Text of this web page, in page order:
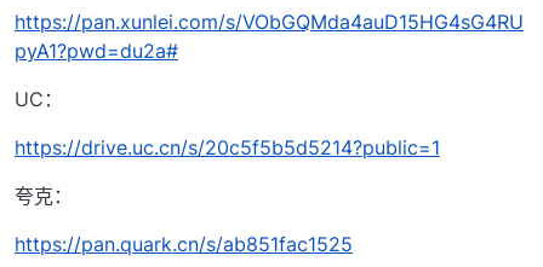
https://pan.xunlei.com/s/VObGQMda4auD15HG4sG4RU
pyA1?pwd=du2a#
UC：
https://drive.uc.cn/s/20c5f5b5d5214?public=1
夸克：
https://pan.quark.cn/s/ab851fac1525